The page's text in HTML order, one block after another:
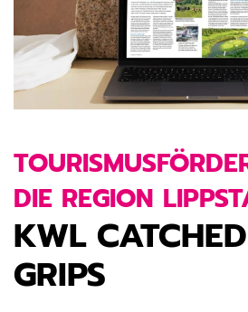
DIE REGION
KWL
GRIPS